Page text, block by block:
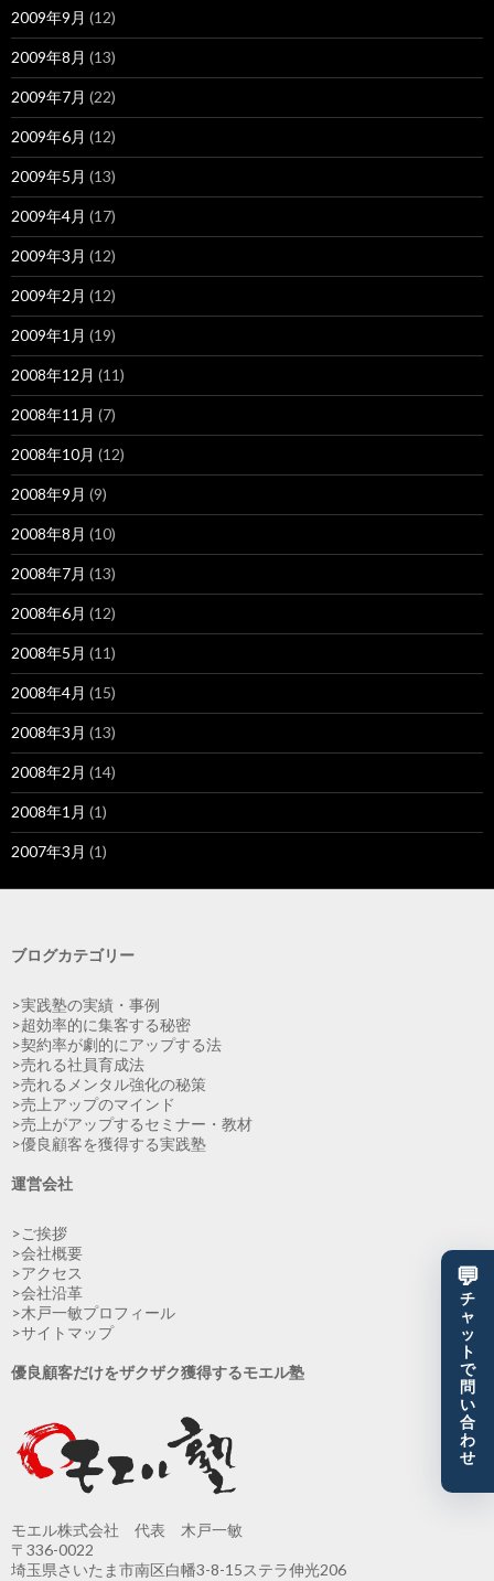
2009年9月 (12)
2009年8月 (13)
2009年7月 (22)
2009年6月 (12)
2009年5月 (13)
2009年4月 (17)
2009年3月 (12)
2009年2月 (12)
2009年1月 (19)
2008年12月 (11)
2008年11月 (7)
2008年10月 (12)
2008年9月 (9)
2008年8月 (10)
2008年7月 (13)
2008年6月 (12)
2008年5月 (11)
2008年4月 (15)
2008年3月 (13)
2008年2月 (14)
2008年1月 (1)
2007年3月 (1)
ブログカテゴリー
>実践塾の実績・事例
>超効率的に集客する秘密
>契約率が劇的にアップする法
>売れる社員育成法
>売れるメンタル強化の秘策
>売上アップのマインド
>売上がアップするセミナー・教材
>優良顧客を獲得する実践塾
運営会社
>ご挨拶
>会社概要
>アクセス
>会社沿革
>木戸一敏プロフィール
>サイトマップ
優良顧客だけをザクザク獲得するモエル塾
モエル株式会社 代表 木戸一敏
〒336-0022
埼玉県さいたま市南区白幡3-8-15ステラ伸光206
💬
チ
ャ
ッ
ト
で
問
い
合
わ
せ